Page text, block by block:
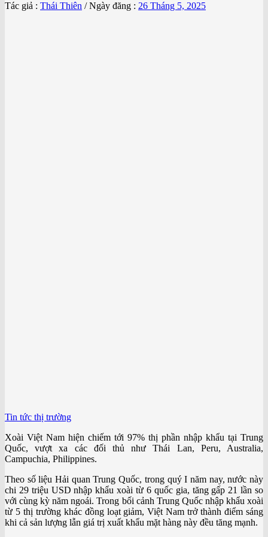
Tác giả : Thái Thiên / Ngày đăng : 26 Tháng 5, 2025
Tin tức thị trường
Xoài Việt Nam hiện chiếm tới 97% thị phần nhập khẩu tại Trung
Quốc, vượt xa các đối thủ như Thái Lan, Peru, Australia,
Campuchia, Philippines.
Theo số liệu Hải quan Trung Quốc, trong quý I năm nay, nước này
chi 29 triệu USD nhập khẩu xoài từ 6 quốc gia, tăng gấp 21 lần so
với cùng kỳ năm ngoái. Trong bối cảnh Trung Quốc nhập khẩu xoài
từ 5 thị trường khác đồng loạt giảm, Việt Nam trở thành điểm sáng
khi cả sản lượng lẫn giá trị xuất khẩu mặt hàng này đều tăng mạnh.